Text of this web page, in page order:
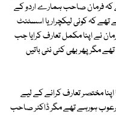
فرمان صاحب ہمارے اردو کے
کہ کوئی لیکچرار یا اسسٹنٹ
نے اپنا مکمل تعارف کرایا جب
مگر پھر بھی کئی نئی باتیں
مختصر تعارف کرانے کے لیے
ہورہے تھے مگر ڈاکٹر صاحب